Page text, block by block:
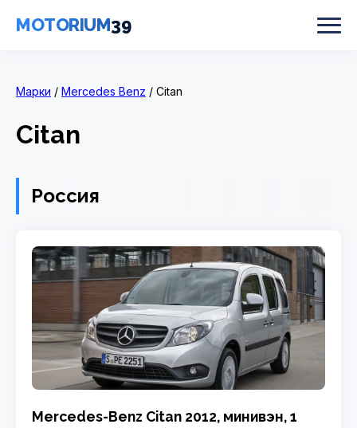
MOTORIUM39
Марки / Mercedes Benz / Citan
Citan
Россия
Mercedes-Benz Citan 2012, минивэн, 1